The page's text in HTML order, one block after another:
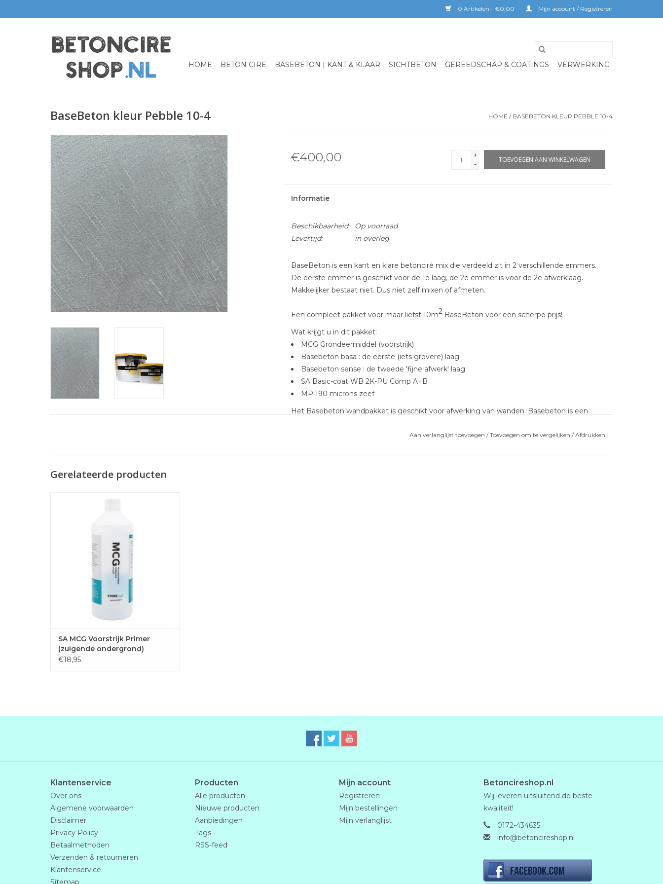
0 Artikelen - €0,00 Mijn account / Registreren
HOME BETON CIRE BASEBETON | KANT & KLAAR SICHTBETON GEREEDSCHAP & COATINGS VERWERKING
BaseBeton kleur Pebble 10-4 HOME / BASEBETON KLEUR PEBBLE 10-4
€400,00
+
-
TOEVOEGEN AAN WINKELWAGEN
Informatie
Beschikbaarheid:
Op voorraad
Levertijd:
in overleg
BaseBeton is een kant en klare betonciré mix die verdeeld zit in 2 verschillende emmers.
De eerste emmer is geschikt voor de 1e laag, de 2e emmer is voor de 2e afwerklaag.
Makkelijker bestaat niet. Dus niet zelf mixen of afmeten.
Een compleet pakket voor maar liefst 10m2BaseBeton voor een scherpe prijs!
Wat krijgt u in dit pakket:
MCG Grondeermiddel (voorstrijk)
Basebeton basa : de eerste (iets grovere) laag
Basebeton sense : de tweede 'fijne afwerk' laag
SA Basic-coat WB 2K-PU Comp A+B
MP 190 microns zeef
Het Basebeton wandpakket is geschikt voor afwerking van wanden. Basebeton is een
egale en vlakke ondergrond is vereist. Uitsluitend geschikt voor gebruik binnenshuis.
Aan verlanglijst toevoegen /Toevoegen om te vergelijken /Afdrukken
Gerelateerde producten
worden met BaseBeton Primer (MCG
Grondeermiddel) voor gebruik op
absorberende oppervlakken. Voor niet-
zuigende ondergronden ka
TOEVOEGEN AAN WINKELWAGEN
SA MCG Voorstrijk Primer
(zuigende ondergrond)
€18,95
Klantenservice
Over ons
Algemene voorwaarden
Disclaimer
Privacy Policy
Betaalmethoden
Verzenden & retourneren
Klantenservice
Sitemap
Producten
Alle producten
Nieuwe producten
Aanbiedingen
Tags
RSS-feed
Mijn account
Registreren
Mijn bestellingen
Mijn verlanglijst
Betoncireshop.nl
Wij leveren uitsluitend de beste
kwaliteit!
0172-434635
info@betoncireshop.nl